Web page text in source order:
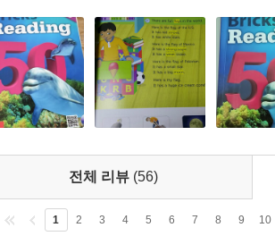
전체 리뷰 (56)
1 2 3 4 5 6 7 8 9 10